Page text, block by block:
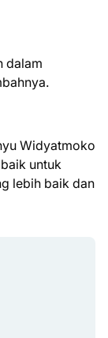
dalam
Widyatmoko
untuk
lebih baik dan